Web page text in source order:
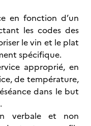
en fonction d’un
les codes des
le vin et le plat
spécifique.
approprié, en
de température,
dans le but
verbale et non